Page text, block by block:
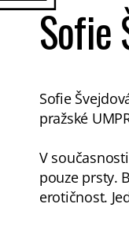
Sofie
Sofie
pražské
V
pouze prsty.
erotičnost.